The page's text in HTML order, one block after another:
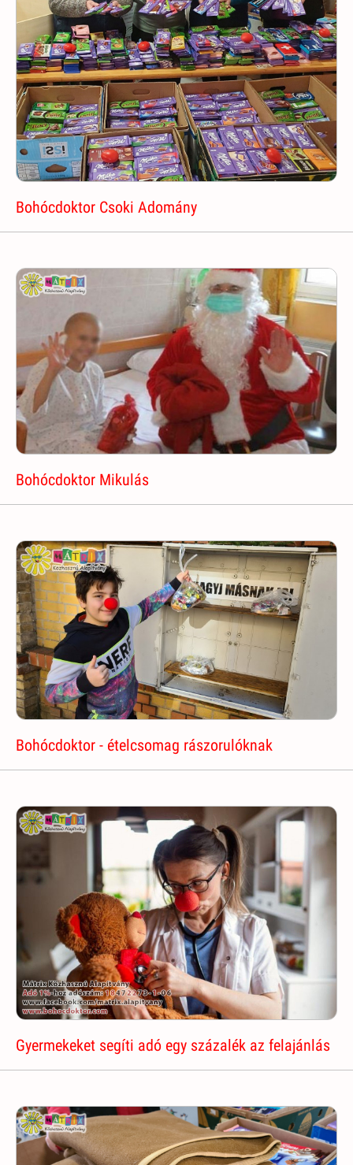
Bohócdoktor Csoki Adomány
Bohócdoktor Mikulás
Bohócdoktor - ételcsomag rászorulóknak
Gyermekeket segíti adó egy százalék az felajánlás